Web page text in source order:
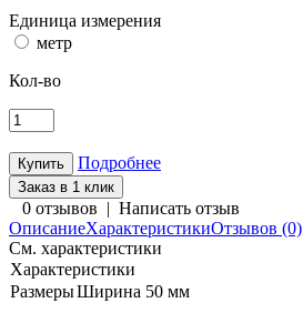
Единица измерения
метр
Кол-во
Подробнее
Заказ в 1 клик
0 отзывов | Написать отзыв
ОписаниеХарактеристикиОтзывов (0)
См. характеристики
Характеристики
РазмерыШирина 50 мм